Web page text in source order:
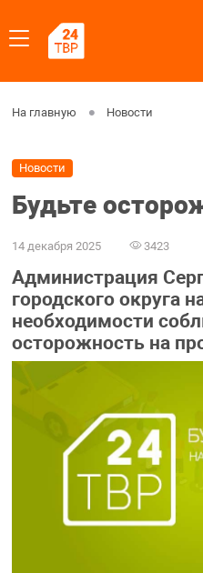
На главную Новости
Новости
Будьте
14 декабря 2025 3423
Администрация
городского округа
необходимости
осторожность на